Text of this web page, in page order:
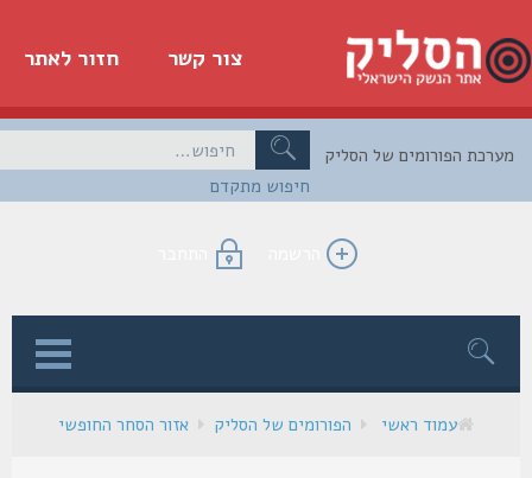
חזור לאתר צור קשר
חיפוש מתקדם
הפורומים של הסליק
הרשמה התחבר
עמוד ראשי הפורומים של הסליק אזור הסחר החופשי